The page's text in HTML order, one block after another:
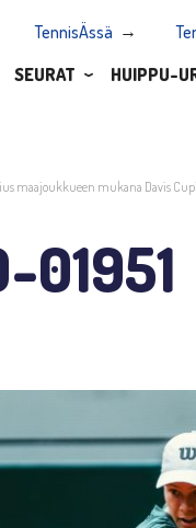
TennisÄssä
SEURAT HUIPPU-
maajoukkueen mukana Davis
01951